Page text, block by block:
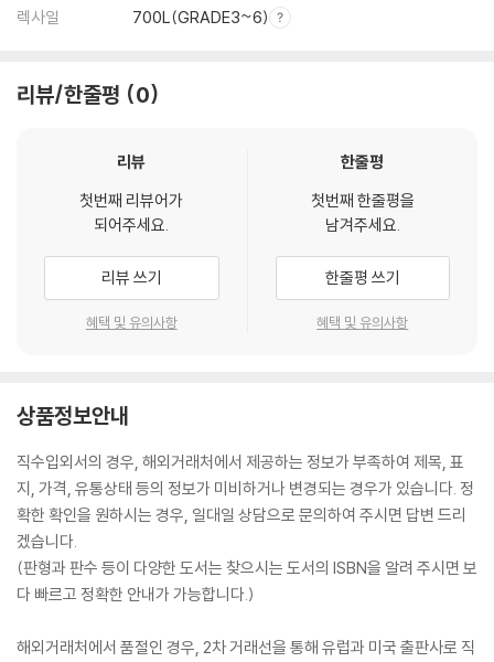
렉사일
700L(GRADE3~6)
리뷰/한줄평 0
리뷰
첫번째 리뷰어가
되어주세요.
리뷰 쓰기
혜택 및 유의사항
한줄평
첫번째 한줄평을
남겨주세요.
한줄평 쓰기
혜택 및 유의사항
상품정보안내
직수입외서의 경우, 해외거래처에서 제공하는 정보가 부족하여 제목, 표
지, 가격, 유통상태 등의 정보가 미비하거나 변경되는 경우가 있습니다. 정
확한 확인을 원하시는 경우, 일대일 상담으로 문의하여 주시면 답변 드리
겠습니다.
(판형과 판수 등이 다양한 도서는 찾으시는 도서의 ISBN을 알려 주시면 보
다 빠르고 정확한 안내가 가능합니다.)
해외거래처에서 품절인 경우, 2차 거래선을 통해 유럽과 미국 출판사로 직